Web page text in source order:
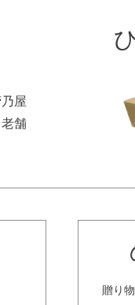
屋
舗
贈り